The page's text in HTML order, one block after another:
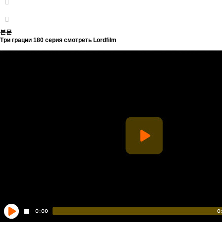
본문
Три грации 180 серия смотреть Lordfilm